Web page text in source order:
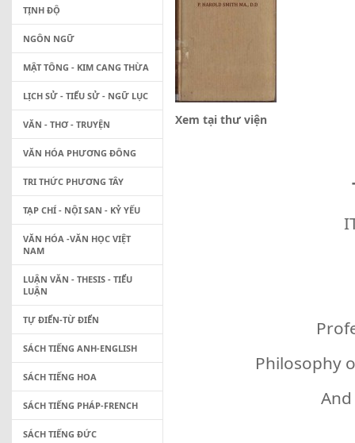
Xem tại thư viện
Philosophy
TỊNH ĐỘ
NGÔN NGỮ
MẬT TÔNG - KIM CANG THỪA
LỊCH SỬ - TIỂU SỬ - NGỮ LỤC
VĂN - THƠ - TRUYỆN
VĂN HÓA PHƯƠNG ĐÔNG
TRI THỨC PHƯƠNG TÂY
TẠP CHÍ - NỘI SAN - KỶ YẾU
VĂN HÓA -VĂN HỌC VIỆT
NAM
LUẬN VĂN - THESIS - TIỂU
LUẬN
TỰ ĐIỂN-TỪ ĐIỂN
SÁCH TIẾNG ANH-ENGLISH
SÁCH TIẾNG HOA
SÁCH TIẾNG PHÁP-FRENCH
SÁCH TIẾNG ĐỨC